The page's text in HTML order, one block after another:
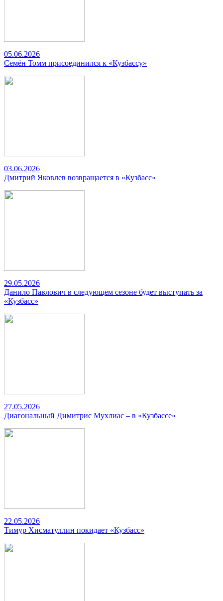
05.06.2026
Семён Томм присоединился к «Кузбассу»
03.06.2026
Дмитрий Яковлев возвращается в «Кузбасс»
29.05.2026
Данило Павлович в следующем сезоне будет выступать за
«Кузбасс»
27.05.2026
Диагональный Димитрис Мухлиас – в «Кузбассе»
22.05.2026
Тимур Хисматуллин покидает «Кузбасс»